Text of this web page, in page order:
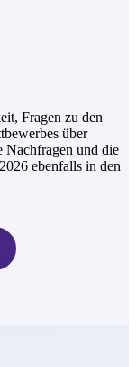
Fragen zu den
über
Nachfragen und die
ebenfalls in den